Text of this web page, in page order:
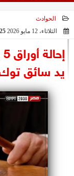
الحوادث
الثلاثاء، 12 مايو 2026
يد سائق